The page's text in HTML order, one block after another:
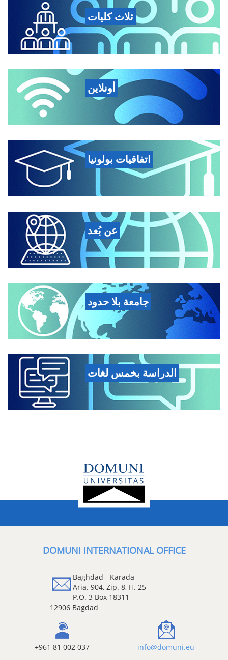
ثلاث كليات
أونلاين
اتفاقيات بولونيا
عن بُعد
جامعة بلا حدود
الدراسة بخمس لغات
DOMUNI INTERNATIONAL OFFICE
Baghdad - Karada
Aria. 904, Zip. 8, H. 25
P.O. 3 Box 18311
12906 Bagdad
+961 81 002 037 info@domuni.eu